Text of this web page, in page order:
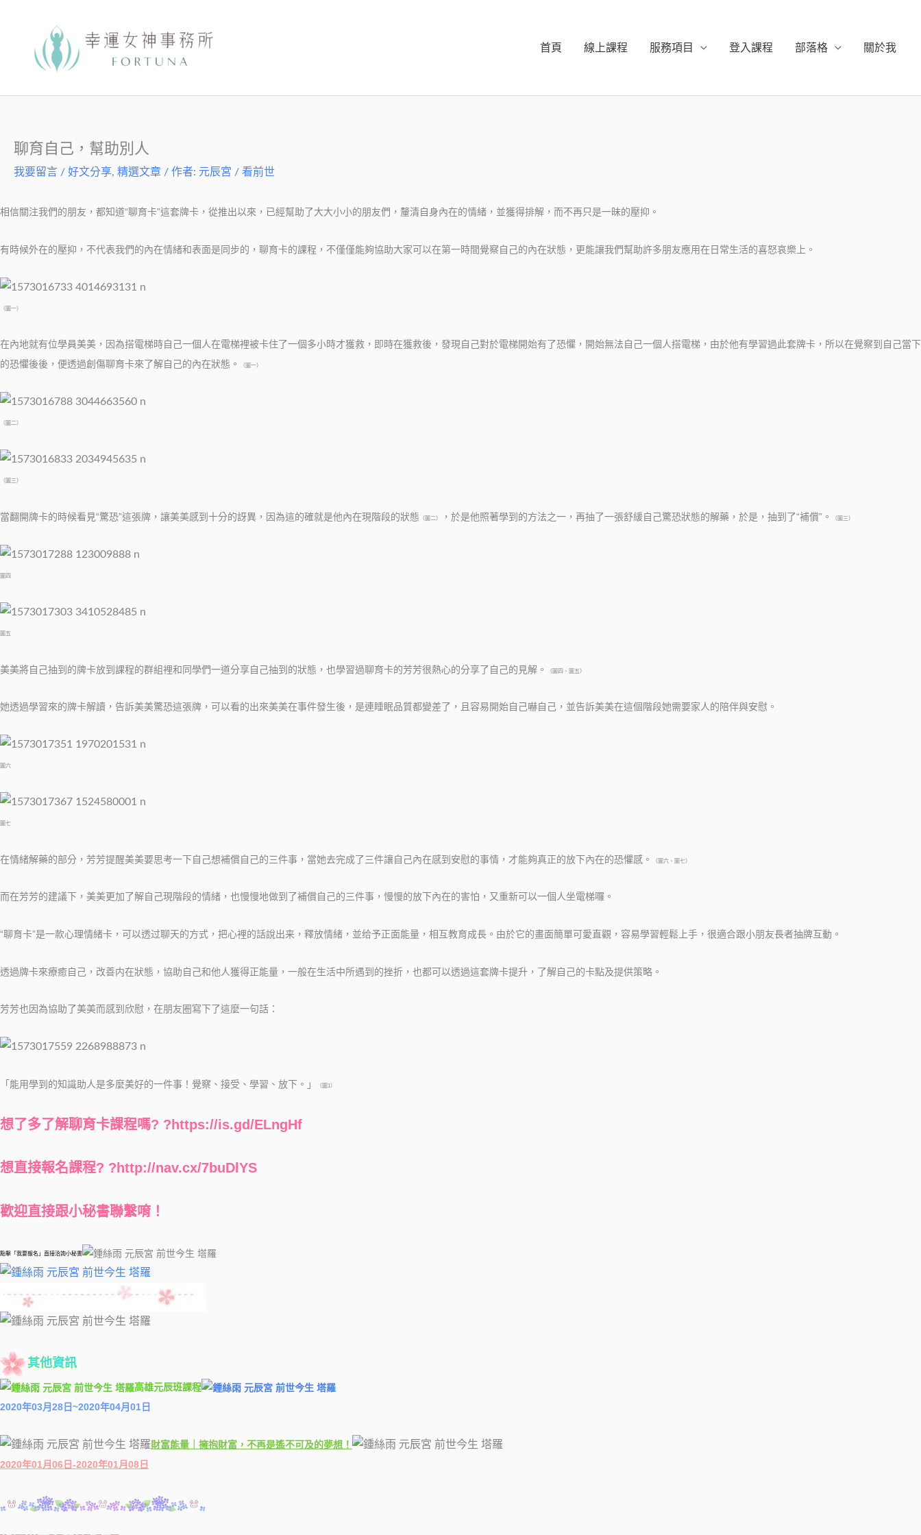
首頁 線上課程 服務項目 登入課程 部落格 關於我
聊育自己，幫助別人
我要留言 / 好文分享, 精選文章 / 作者: 元辰宮 / 看前世
相信關注我們的朋友，都知道“聊育卡”這套牌卡，從推出以來，已經幫助了大大小小的朋友們，釐清自身內在的情緒，並獲得排解，而不再只是一昧的壓抑。
有時候外在的壓抑，不代表我們的內在情緒和表面是同步的，聊育卡的課程，不僅僅能夠協助大家可以在第一時間覺察自己的內在狀態，更能讓我們幫助許多朋友應用在日常生活的喜怒哀樂上。
（圖一）
在內地就有位學員美美，因為搭電梯時自己一個人在電梯裡被卡住了一個多小時才獲救，即時在獲救後，發現自己對於電梯開始有了恐懼，開始無法自己一個人搭電梯，由於他有學習過此套牌卡，所以在覺察到自己當下
的恐懼後後，便透過創傷聊育卡來了解自己的內在狀態。
（圖一）
（圖二）
（圖三）
當翻開牌卡的時候看見“驚恐”這張牌，讓美美感到十分的訝異，因為這的確就是他內在現階段的狀態 （圖二） ，於是他照著學到的方法之一，再抽了一張舒緩自己驚恐狀態的解藥，於是，抽到了“補償” 。 （圖三）
圖四
圖五
美美將自己抽到的牌卡放到課程的群組裡和同學們一道分享自己抽到的狀態，也學習過聊育卡的芳芳很熱心的分享了自己的見解。 （圖四、圖五）
她透過學習來的牌卡解讀，告訴美美驚恐這張牌，可以看的出來美美在事件發生後，是連睡眠品質都變差了，且容易開始自己嚇自己，並告訴美美在這個階段她需要家人的陪伴與安慰。
圖六
圖七
在情緒解藥的部分，芳芳提醒美美要思考一下自己想補償自己的三件事，當她去完成了三件讓自己內在感到安慰的事情，才能夠真正的放下內在的恐懼感。 （圖六、圖七）
而在芳芳的建議下，美美更加了解自己現階段的情緒，也慢慢地做到了補償自己的三件事，慢慢的放下內在的害怕，又重新可以一個人坐電梯囉。
“聊育卡”是一款心理情緒卡，可以透过聊天的方式，把心裡的話說出来，釋放情緒，並给予正面能量，相互教育成長。由於它的畫面簡單可愛直觀，容易學習輕鬆上手，很適合跟小朋友長者抽牌互動。
透過牌卡來療癒自己，改善内在狀態，協助自己和他人獲得正能量，一般在生活中所遇到的挫折，也都可以透過這套牌卡提升，了解自己的卡點及提供策略。
芳芳也因為協助了美美而感到欣慰，在朋友圈寫下了這麼一句話：
「能用學到的知識助人是多麼美好的一件事！覺察、接受、學習、放下。」 （圖1）
想了多了解聊育卡課程嗎? ?https://is.gd/ELngHf
想直接報名課程? ? http://nav.cx/7buDlYS
歡迎直接跟小秘書聯繫唷！
點擊「我要報名」直接洽詢小秘書
其他資訊
高雄元辰班課程
2020年03月28日~2020年04月01日
財富能量｜擁抱財富，不再是遙不可及的夢想！
2020年01月06日-2020年01月08日